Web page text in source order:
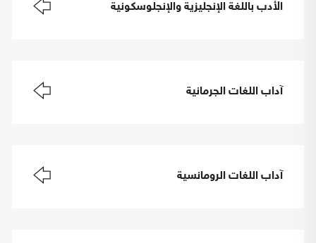
الأدب باللغة الإنجليزية والإنجلوسكونية
آداب اللغات الجرمانية
آداب اللغات الرومانسية